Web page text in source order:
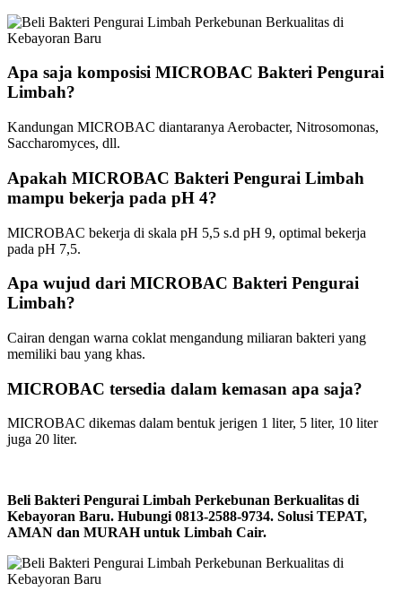
Apa saja komposisi MICROBAC Bakteri Pengurai
Limbah?
Kandungan MICROBAC diantaranya Aerobacter, Nitrosomonas,
Saccharomyces, dll.
Apakah MICROBAC Bakteri Pengurai Limbah
mampu bekerja pada pH 4?
MICROBAC bekerja di skala pH 5,5 s.d pH 9, optimal bekerja
pada pH 7,5.
Apa wujud dari MICROBAC Bakteri Pengurai
Limbah?
Cairan dengan warna coklat mengandung miliaran bakteri yang
memiliki bau yang khas.
MICROBAC tersedia dalam kemasan apa saja?
MICROBAC dikemas dalam bentuk jerigen 1 liter, 5 liter, 10 liter
juga 20 liter.
Beli Bakteri Pengurai Limbah Perkebunan Berkualitas di
Kebayoran Baru. Hubungi 0813-2588-9734. Solusi TEPAT,
AMAN dan MURAH untuk Limbah Cair.